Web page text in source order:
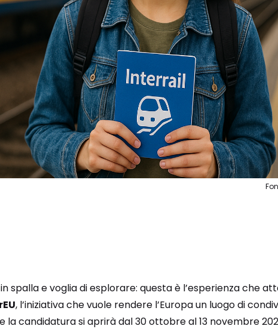
spalla e voglia di esplorare: questa è l’esperienza che
, l’iniziativa che vuole rendere l’Europa un luogo di
candidatura si aprirà dal 30 ottobre al 13 novembre